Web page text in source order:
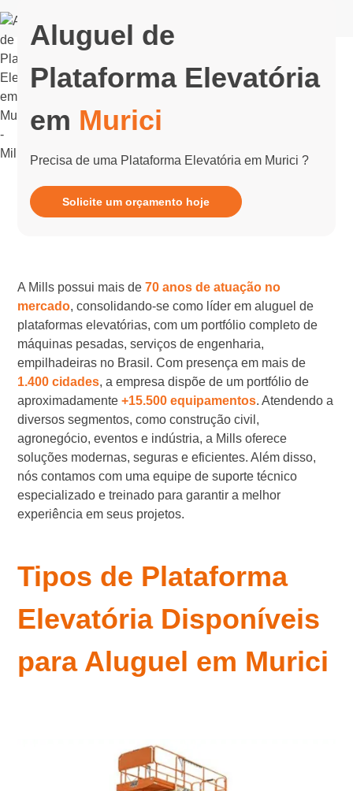
Aluguel de
Plataforma Elevatória
em Murici
Precisa de uma Plataforma Elevatória em Murici ?
Solicite um orçamento hoje
A Mills possui mais de70 anos de atuação no
mercado, consolidando-se como líder em aluguel de
plataformas elevatórias, com um portfólio completo de
máquinas pesadas, serviços de engenharia,
empilhadeiras no Brasil. Com presença em mais de
1.400 cidades, a empresa dispõe de um portfólio de
aproximadamente+15.500 equipamentos. Atendendo a
diversos segmentos, como construção civil,
agronegócio, eventos e indústria, a Mills oferece
soluções modernas, seguras e eficientes. Além disso,
nós contamos com uma equipe de suporte técnico
especializado e treinado para garantir a melhor
experiência em seus projetos.
Tipos de Plataforma
Elevatória Disponíveis
para Aluguel em Murici